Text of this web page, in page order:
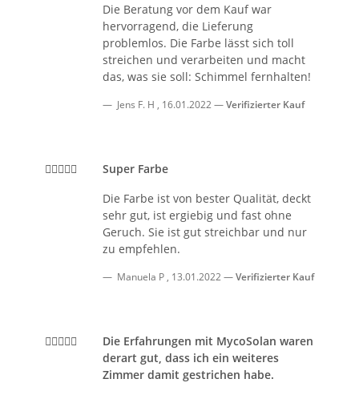
Die Beratung vor dem Kauf war
hervorragend, die Lieferung
problemlos. Die Farbe lässt sich toll
streichen und verarbeiten und macht
das, was sie soll: Schimmel fernhalten!
Jens F. H , 16.01.2022 Verifizierter Kauf
Super Farbe
Die Farbe ist von bester Qualität, deckt
sehr gut, ist ergiebig und fast ohne
Geruch. Sie ist gut streichbar und nur
zu empfehlen.
Manuela P , 13.01.2022 Verifizierter Kauf
Die Erfahrungen mit MycoSolan waren
derart gut, dass ich ein weiteres
Zimmer damit gestrichen habe.